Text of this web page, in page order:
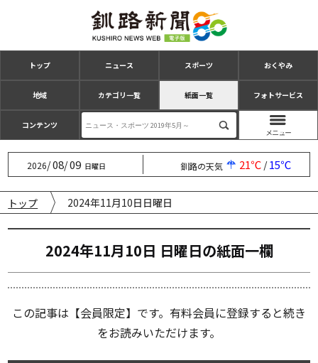
トップ ニュース スポーツ おくやみ
地域 カテゴリ一覧 紙面一覧 フォトサービス
コンテンツ
2026/08/09 日曜日 釧路の天気 21℃/15℃
トップ 2024年11月10日日曜日
2024年11月10日 日曜日の紙⾯⼀欄
この記事は【会員限定】です。有料会員に登録すると続き
をお読みいただけます。